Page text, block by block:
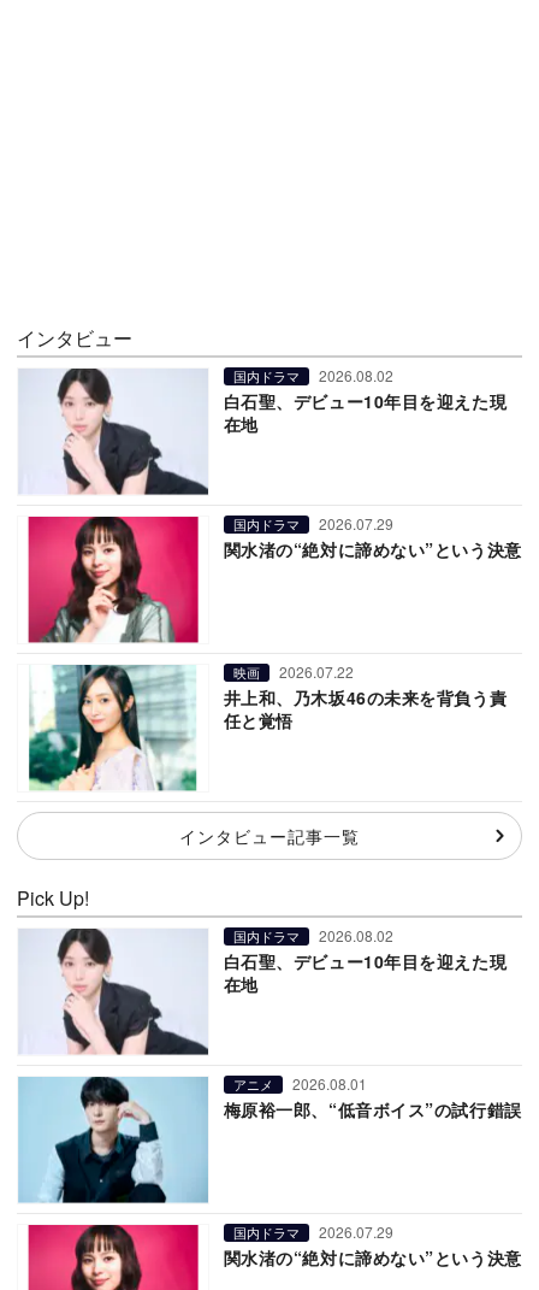
インタビュー
国内ドラマ 2026.08.02
白石聖、デビュー10年目を迎えた現
在地
国内ドラマ 2026.07.29
関水渚の“絶対に諦めない”という決意
映画 2026.07.22
井上和、乃木坂46の未来を背負う責
任と覚悟
インタビュー記事一覧
Pick Up!
国内ドラマ 2026.08.02
白石聖、デビュー10年目を迎えた現
在地
アニメ 2026.08.01
梅原裕一郎、“低音ボイス”の試行錯誤
国内ドラマ 2026.07.29
関水渚の“絶対に諦めない”という決意